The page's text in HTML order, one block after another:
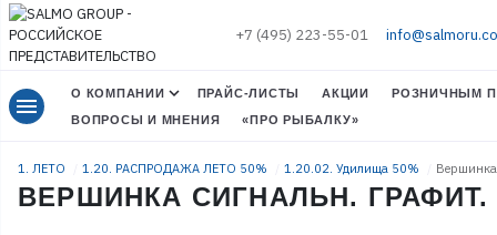
+7 (495) 223-55-01
menu О КОМПАНИИ ПРАЙС-ЛИСТЫ АКЦИИ
РОЗНИЧНЫМ
ВОПРОСЫ И МНЕНИЯ
«ПРО РЫБАЛКУ»
1. ЛЕТО 1.20. РАСПРОДАЖА ЛЕТО 50% 1.20.02. Удилища 50%
ВЕРШИНКА СИГНАЛЬН. ГРАФИТ.